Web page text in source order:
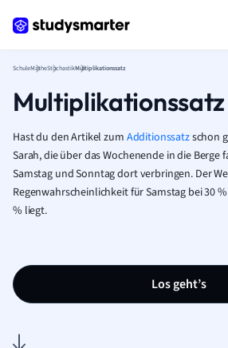
SchuleMatheStochastikMultiplikationssatz
Multiplikationssatz
Hast du den Artikel zum Additionssatzschon
Sarah, die über das Wochenende in die Berge
Samstag und Sonntag dort verbringen. Der
Regenwahrscheinlichkeit für Samstag bei 30
% liegt.
Los geht’s